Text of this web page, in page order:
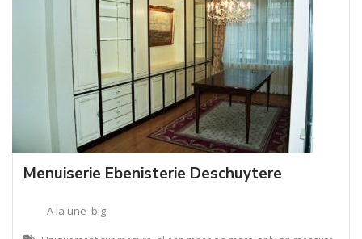
Menuiserie Ebenisterie Deschuytere
A la une_big